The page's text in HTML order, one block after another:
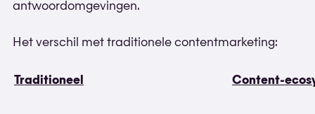
antwoordomgevingen.
Het verschil met traditionele contentmarketing:
Traditioneel Content-